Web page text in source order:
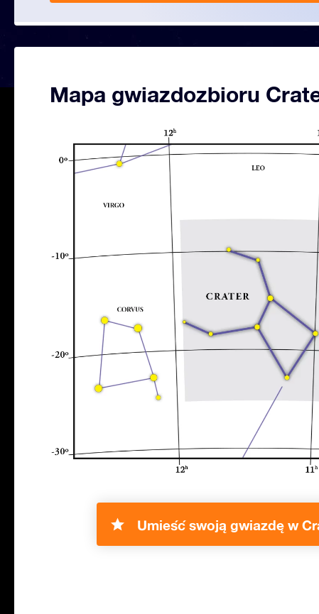
Mapa gwiazdozbioru
Umieść swoją gwiazdę w